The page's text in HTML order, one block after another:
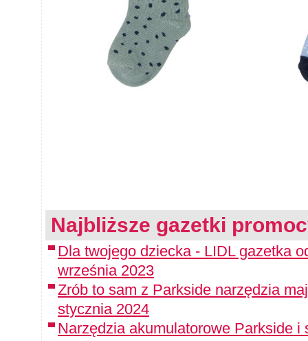
Najbliższe gazetki
Dla twojego dziecka - LIDL gazetka
września 2023
Zrób to sam z Parkside narzędzia
stycznia 2024
Narzędzia akumulatorowe Parkside i